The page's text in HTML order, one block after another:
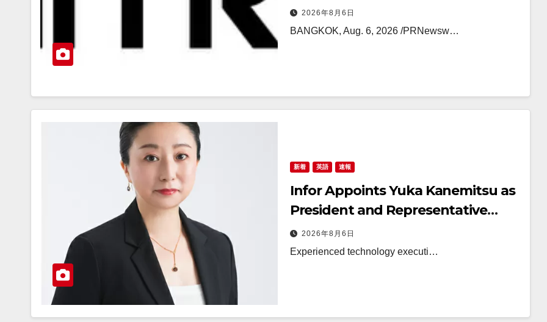
Model Launches in Asia
2026年8月6日
BANGKOK, Aug. 6, 2026 /PRNewsw…
新着 英語 速報
Infor Appoints Yuka Kanemitsu as
President and Representative
Director of Infor Japan to
Accelerate Industry Cloud Growth
2026年8月6日
Experienced technology executi…